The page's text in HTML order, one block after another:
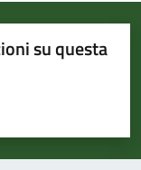
su questa